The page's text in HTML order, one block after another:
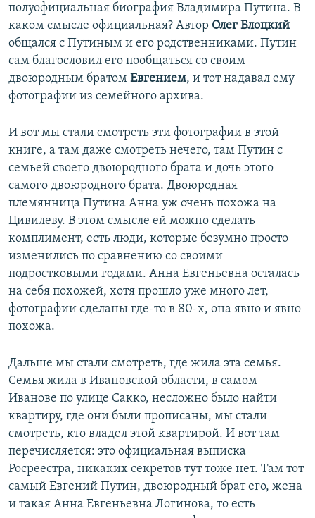
полуофициальная биография Владимира Путина. В
каком смысле официальная? Автор Олег Блоцкий
общался с Путиным и его родственниками. Путин
сам благословил его пообщаться со своим
двоюродным братом Евгением, и тот надавал ему
фотографии из семейного архива.
И вот мы стали смотреть эти фотографии в этой
книге, а там даже смотреть нечего, там Путин с
семьей своего двоюродного брата и дочь этого
самого двоюродного брата. Двоюродная
племянница Путина Анна уж очень похожа на
Цивилеву. В этом смысле ей можно сделать
комплимент, есть люди, которые безумно просто
изменились по сравнению со своими
подростковыми годами. Анна Евгеньевна осталась
на себя похожей, хотя прошло уже много лет,
фотографии сделаны где-то в 80-х, она явно и явно
похожа.
Дальше мы стали смотреть, где жила эта семья.
Семья жила в Ивановской области, в самом
Иванове по улице Сакко, несложно было найти
квартиру, где они были прописаны, мы стали
смотреть, кто владел этой квартирой. И вот там
перечисляется: это официальная выписка
Росреестра, никаких секретов тут тоже нет. Там тот
самый Евгений Путин, двоюродный брат его, жена
и такая Анна Евгеньевна Логинова, то есть